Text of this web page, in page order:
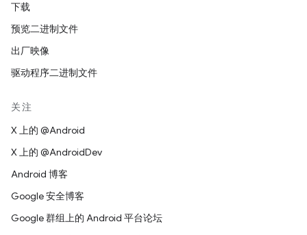
下载
预览二进制文件
出厂映像
驱动程序二进制文件
关注
X 上的 @Android
X 上的 @AndroidDev
Android 博客
Google 安全博客
Google 群组上的 Android 平台论坛